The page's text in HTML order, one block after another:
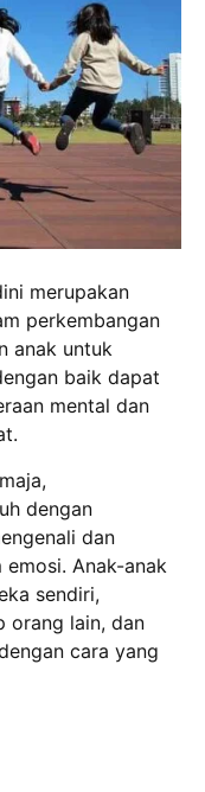
merupakan
perkembangan
anak untuk
baik dapat
mental dan
dengan
dan
Anak-anak
sendiri,
orang lain, dan
cara yang